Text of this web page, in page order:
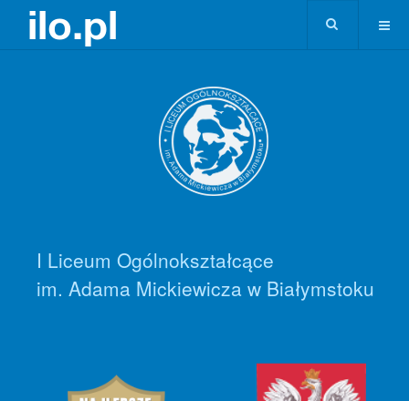
I Liceum Ogólnokształcące
im. Adama Mickiewicza w Białymstoku